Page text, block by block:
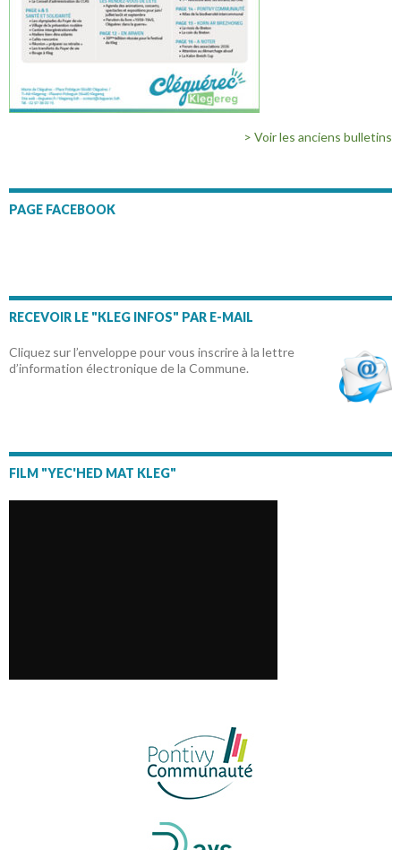
> Voir les anciens bulletins
PAGE FACEBOOK
RECEVOIR LE "KLEG INFOS" PAR E-MAIL
Cliquez sur l’enveloppe pour vous inscrire à la lettre
d’information électronique de la Commune.
FILM "YEC'HED MAT KLEG"